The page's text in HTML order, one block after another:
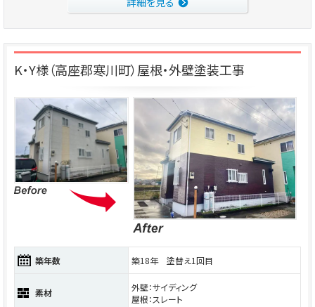
K・Y様（高座郡寒川町）屋根・外壁塗装工事
築年数 築18年 塗替え1回目
素材
外壁：サイディング
屋根：スレート